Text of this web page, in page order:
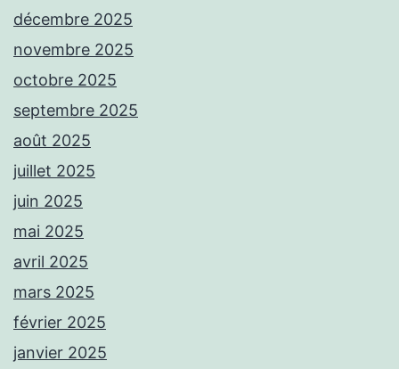
décembre 2025
novembre 2025
octobre 2025
septembre 2025
août 2025
juillet 2025
juin 2025
mai 2025
avril 2025
mars 2025
février 2025
janvier 2025